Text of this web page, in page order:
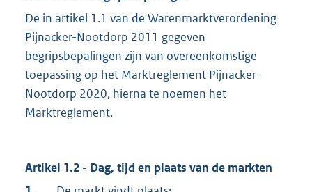
De in artikel 1.1 van de Warenmarktverordening
Pijnacker-Nootdorp 2011 gegeven
begripsbepalingen zijn van overeenkomstige
toepassing op het Marktreglement Pijnacker-
Nootdorp 2020, hierna te noemen het
Marktreglement.
Artikel 1.2 - Dag, tijd en plaats van de markten